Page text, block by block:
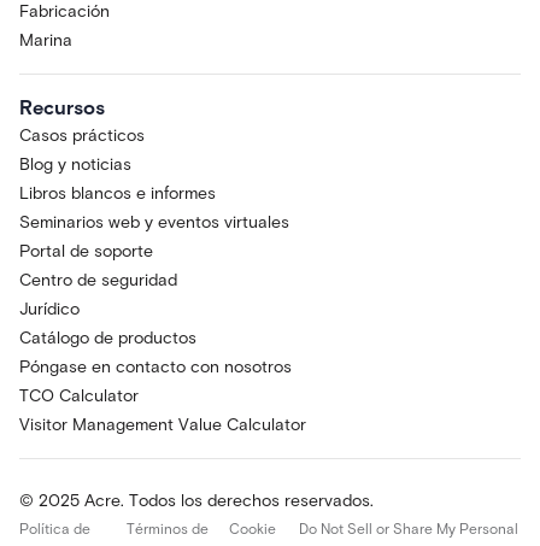
Fabricación
Marina
Recursos
Casos prácticos
Blog y noticias
Libros blancos e informes
Seminarios web y eventos virtuales
Portal de soporte
Centro de seguridad
Jurídico
Catálogo de productos
Póngase en contacto con nosotros
TCO Calculator
Visitor Management Value Calculator
© 2025 Acre. Todos los derechos reservados.
Política de Términos de Cookie Do Not Sell or Share My Personal